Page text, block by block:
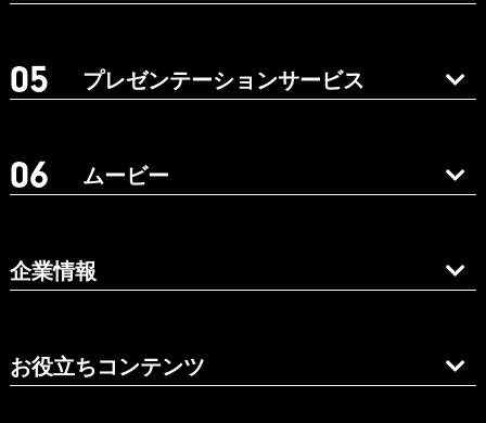
プレゼンテーションサービス
ムービー
企業情報
お役立ちコンテンツ